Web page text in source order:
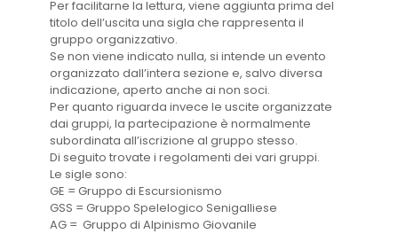
Per facilitarne la lettura, viene aggiunta prima del
titolo dell’uscita una sigla che rappresenta il
gruppo organizzativo.
Se non viene indicato nulla, si intende un evento
organizzato dall’intera sezione e, salvo diversa
indicazione, aperto anche ai non soci.
Per quanto riguarda invece le uscite organizzate
dai gruppi, la partecipazione è normalmente
subordinata all’iscrizione al gruppo stesso.
Di seguito trovate i regolamenti dei vari gruppi.
Le sigle sono:
GE = Gruppo di Escursionismo
GSS = Gruppo Spelelogico Senigalliese
AG = Gruppo di Alpinismo Giovanile